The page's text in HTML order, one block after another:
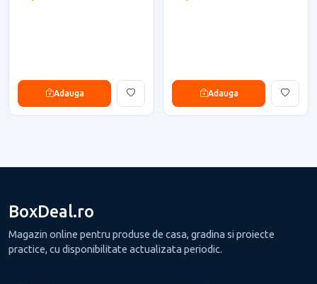
Adauga Adauga
BoxDeal.ro
Magazin online pentru produse de casa, gradina si proiecte
practice, cu disponibilitate actualizata periodic.